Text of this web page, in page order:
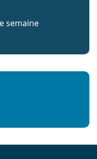
semaine